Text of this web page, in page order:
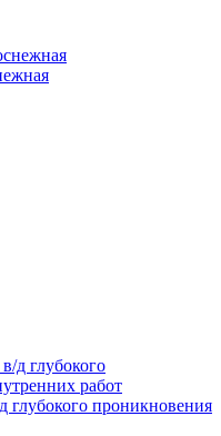
глубокого проникновения